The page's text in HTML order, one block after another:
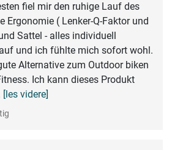
fiel mir den ruhige Lauf des
Ergonomie ( Lenker-Q-Faktor und
Sattel - alles individuell
und ich fühlte mich sofort wohl.
Alternative zum Outdoor biken
Ich kann dieses Produkt
[les videre]